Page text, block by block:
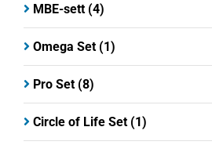
MBE-sett (4)
Omega Set (1)
Pro Set (8)
Circle of Life Set (1)